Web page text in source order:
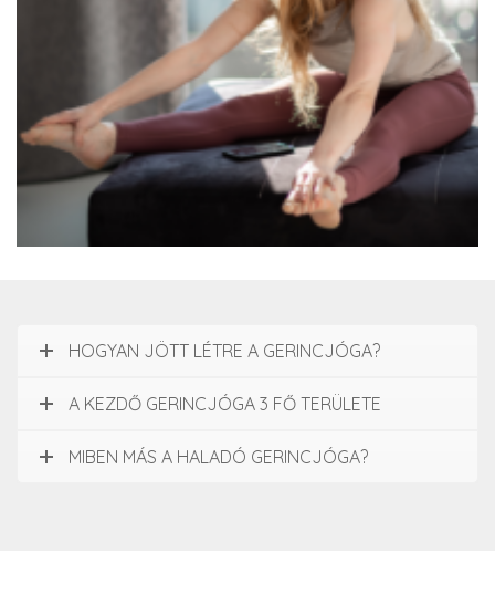
Nagygyörgy Emese
HOGYAN JÖTT LÉTRE A GERINCJÓGA?
A KEZDŐ GERINCJÓGA 3 FŐ TERÜLETE
MIBEN MÁS A HALADÓ GERINCJÓGA?